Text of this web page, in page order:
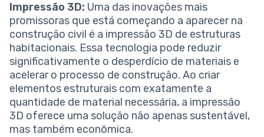
Impressão 3D: Uma das inovações mais
promissoras que está começando a aparecer na
construção civil é a impressão 3D de estruturas
habitacionais. Essa tecnologia pode reduzir
significativamente o desperdício de materiais e
acelerar o processo de construção. Ao criar
elementos estruturais com exatamente a
quantidade de material necessária, a impressão
3D oferece uma solução não apenas sustentável,
mas também econômica.